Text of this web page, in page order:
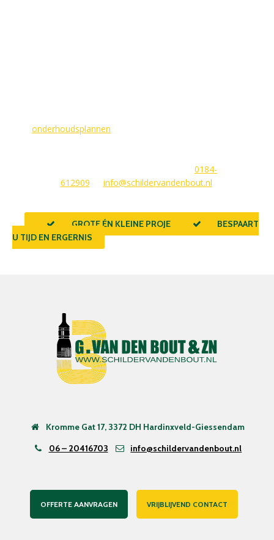
onderhoudsplannen
0184-
612909
info@schildervandenbout.nl
GROTE ÉN KLEINE PROJECTEN
BESPAART
U TIJD EN ERGERNIS
Kromme Gat 17, 3372 DH Hardinxveld-Giessendam
06 – 20416703
info@schildervandenbout.nl
OFFERTE AANVRAGEN VRIJBLIJVEND CONTACT